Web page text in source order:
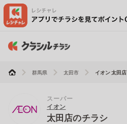
群馬県 太田市 イオン 太田店
スーパー
イオン
太田店のチラシ